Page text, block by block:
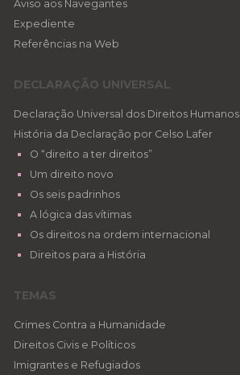
Aviso aos Navegantes
Expediente
Referências na Web
DECLARAÇÃO UNIVERSAL
Declaração Universal dos Direitos Humanos
História da Declaração por Celso Lafer
O “direito a ter direitos”
Um direito novo
Os seis padrinhos
A lógica das vítimas
Os direitos na ordem internacional
Direitos para a História
TEMAS
Crimes Contra a Humanidade
Direitos Civis e Políticos
Imigrantes e Refugiados